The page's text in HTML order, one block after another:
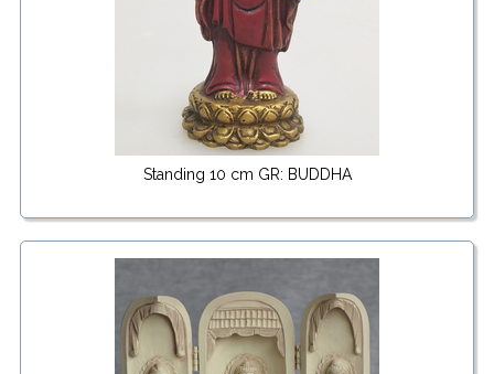
Standing 10 cm GR: BUDDHA